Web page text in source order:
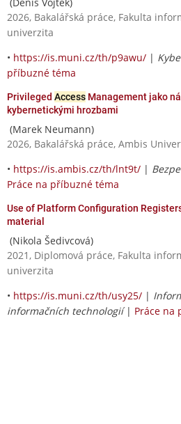
2026, Bakalářská práce, Fakulta
univerzita
• https://is.muni.cz/th/p9awu/ |
příbuzné téma
Privileged Access Management jako
kybernetickými hrozbami
(Marek Neumann)
2026, Bakalářská práce, Ambis
• https://is.ambis.cz/th/lnt9t/ |
Práce na příbuzné téma
Use of Platform Configuration
material
(Nikola Šedivcová)
2021, Diplomová práce, Fakulta
univerzita
• https://is.muni.cz/th/usy25/ |
informačních technologií| Práce na